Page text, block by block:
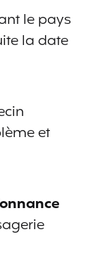
le pays
la date
et